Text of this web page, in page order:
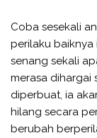
Coba sesekali
perilaku baiknya
senang sekali
merasa dihargai
diperbuat, ia
hilang secara
berubah